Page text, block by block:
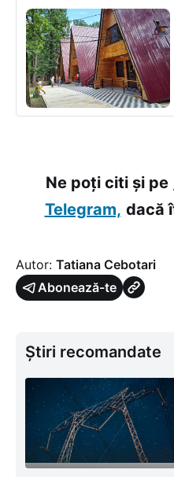
Ne poți citi și pe
Telegram, dacă
Autor: Tatiana Cebotari
Abonează-te
Știri recomandate